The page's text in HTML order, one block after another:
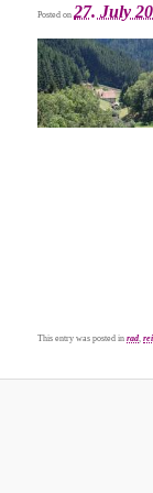
Posted on27. July
This entry was posted inrad,